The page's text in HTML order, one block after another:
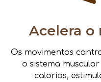
Acelera o
Os movimentos
o sistema
calorias,